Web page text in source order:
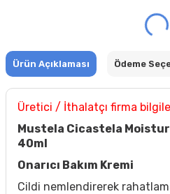
Ürün Açıklaması Ödeme
Üretici / İthalatçı firma
Mustela Cicastela
40ml
Onarıcı Bakım Kremi
Cildi nemlendirerek